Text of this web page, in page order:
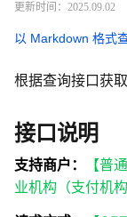
更新时间：2025.09.02
以 Markdown 格式
根据查询接口获
接口说明
支持商户： 【普
业机构（支付机